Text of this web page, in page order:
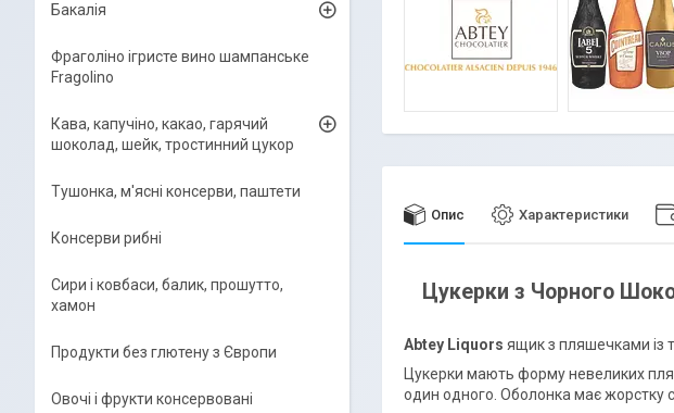
Опис Характеристики
Цукерки з Чорного
Abtey Liquors ящик з пляшечками із
Цукерки мають форму невеликих
один одного. Оболонка має жорстку
Бакалія
Фраголіно ігристе вино шампанське
Fragolino
Кава, капучіно, какао, гарячий
шоколад, шейк, тростинний цукор
Тушонка, м'ясні консерви, паштети
Консерви рибні
Сири і ковбаси, балик, прошутто,
хамон
Продукти без глютену з Європи
Овочі і фрукти консервовані